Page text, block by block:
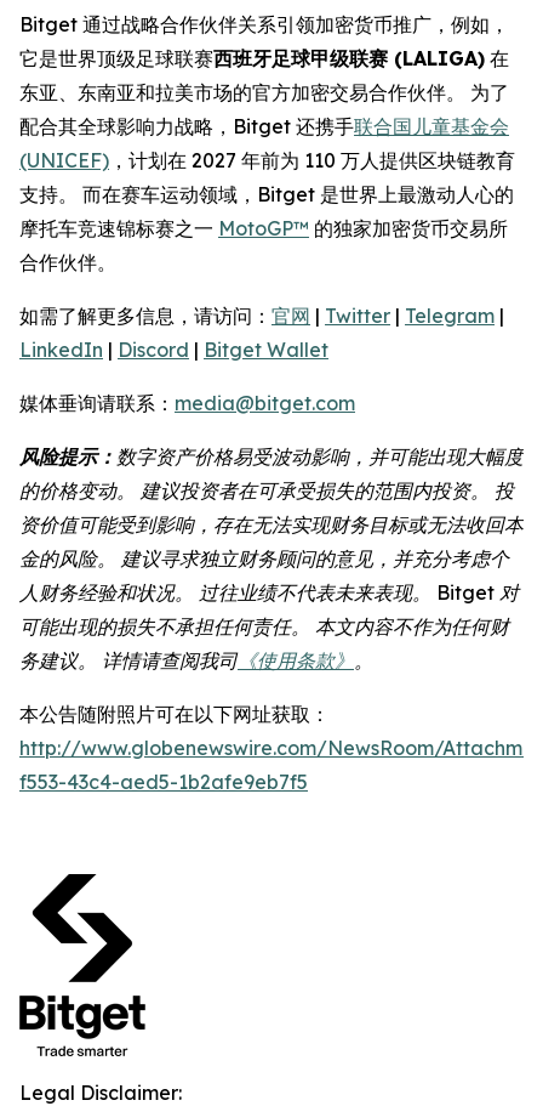
Bitget 通过战略合作伙伴关系引领加密货币推广，例如，
它是世界顶级足球联赛西班牙足球甲级联赛 (LALIGA) 在
东亚、东南亚和拉美市场的官方加密交易合作伙伴。 为了
配合其全球影响力战略，Bitget 还携手联合国儿童基金会
(UNICEF) ，计划在 2027 年前为 110 万人提供区块链教育
支持。 而在赛车运动领域，Bitget 是世界上最激动人心的
摩托车竞速锦标赛之一 MotoGP™ 的独家加密货币交易所
合作伙伴。
如需了解更多信息，请访问： 官网 | Twitter | Telegram |
LinkedIn | Discord | Bitget Wallet
媒体垂询请联系： media@bitget.com
风险提示： 数字资产价格易受波动影响，并可能出现大幅度
的价格变动。 建议投资者在可承受损失的范围内投资。 投
资价值可能受到影响，存在无法实现财务目标或无法收回本
金的风险。 建议寻求独立财务顾问的意见，并充分考虑个
人财务经验和状况。 过往业绩不代表未来表现。 Bitget 对
可能出现的损失不承担任何责任。 本文内容不作为任何财
务建议。 详情请查阅我司《使用条款》 。
本公告随附照片可在以下网址获取：
http://www.globenewswire.com/NewsRoom/
f553-43c4-aed5-1b2afe9eb7f5
Legal Disclaimer: